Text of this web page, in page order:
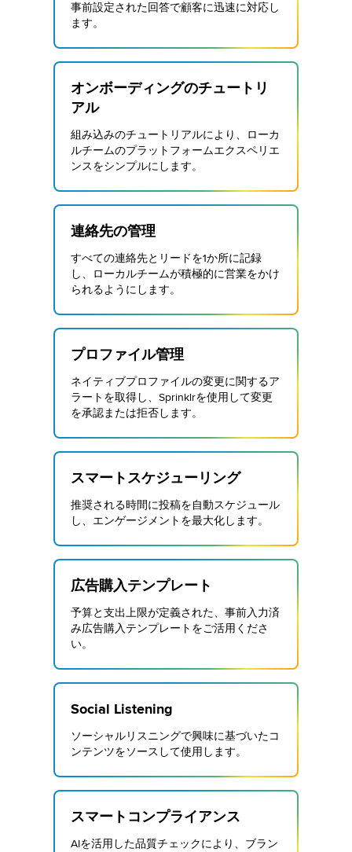
事前設定された回答で顧客に迅速に対応し
ます。
オンボーディングのチュートリ
アル
組み込みのチュートリアルにより、ローカ
ルチームのプラットフォームエクスペリエ
ンスをシンプルにします。
連絡先の管理
すべての連絡先とリードを1か所に記録
し、ローカルチームが積極的に営業をかけ
られるようにします。
プロファイル管理
ネイティブプロファイルの変更に関するア
ラートを取得し、Sprinklrを使用して変更
を承認または拒否します。
スマートスケジューリング
推奨される時間に投稿を自動スケジュール
し、エンゲージメントを最大化します。
広告購入テンプレート
予算と支出上限が定義された、事前入力済
み広告購入テンプレートをご活用くださ
い。
Social Listening
ソーシャルリスニングで興味に基づいたコ
ンテンツをソースして使用します。
スマートコンプライアンス
AIを活用した品質チェックにより、ブラン